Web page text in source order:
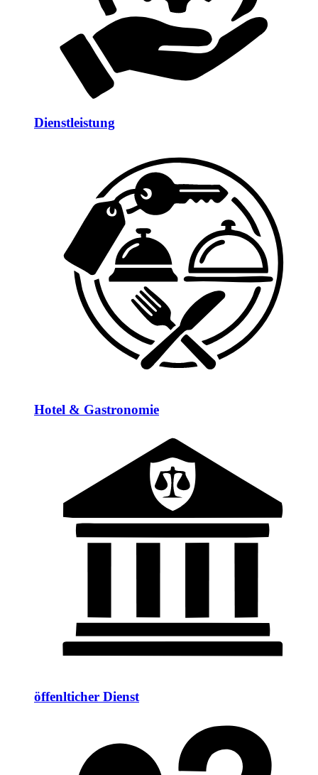
Dienstleistung
Hotel & Gastronomie
öffenlticher Dienst